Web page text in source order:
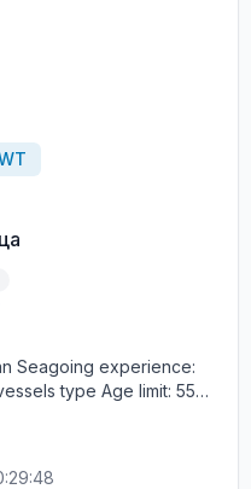
Seagoing experience:
type Age limit: 55